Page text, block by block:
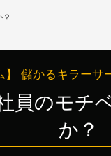
】 儲かるキラー
員のモチ
か？